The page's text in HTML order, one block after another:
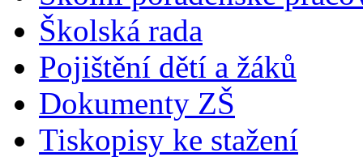
Školská rada
Pojištění dětí a žáků
Dokumenty ZŠ
Tiskopisy ke stažení